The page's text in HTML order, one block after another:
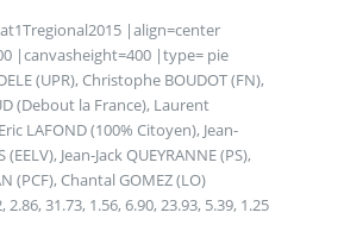
|canvasheight=400 |type= pie
(UPR), Christophe BOUDOT (FN),
(Debout la France), Laurent
LAFOND (100% Citoyen), Jean-
Jean-Jack QUEYRANNE (PS),
(PCF), Chantal GOMEZ (LO)
31.73, 1.56, 6.90, 23.93, 5.39, 1.25